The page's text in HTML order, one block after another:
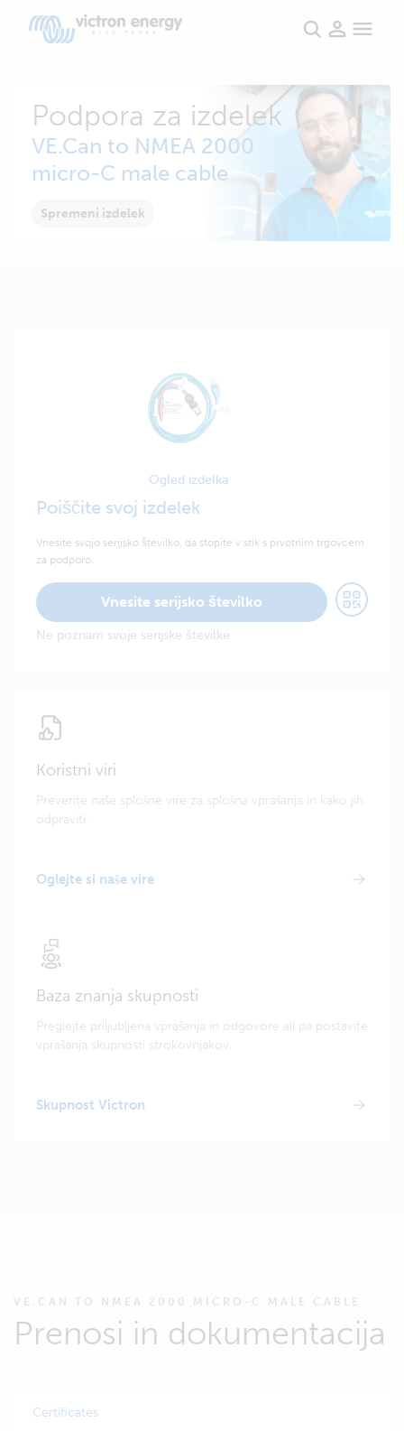
Podpora za izdelek
VE.Can to NMEA 2000
micro-C male cable
Spremeni izdelek
Ogled izdelka
Poiščite svoj izdelek
Vnesite svojo serijsko številko, da stopite v stik s prvotnim trgovcem
za podporo.
Vnesite serijsko številko
Ne poznam svoje serijske številke
Koristni viri
Preverite naše splošne vire za splošna vprašanja in kako jih
odpraviti.
Oglejte si naše vire
Baza znanja skupnosti
Preglejte priljubljena vprašanja in odgovore ali pa postavite
vprašanja skupnosti strokovnjakov.
Skupnost Victron
VE.CAN TO NMEA 2000 MICRO-C MALE CABLE
Prenosi in dokumentacija
Certificates